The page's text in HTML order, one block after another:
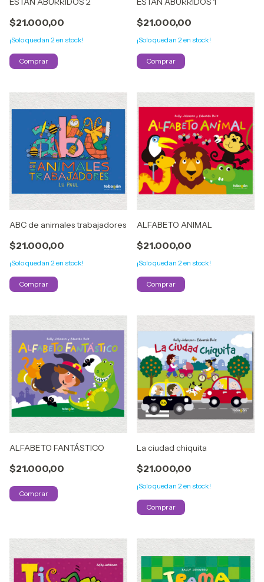
$21.000,00
¡Solo quedan 2en stock!
$21.000,00
¡Solo quedan 2en stock!
ABC de animales trabajadores
$21.000,00
¡Solo quedan 2en stock!
ALFABETO ANIMAL
$21.000,00
¡Solo quedan 2en stock!
ALFABETO FANTÁSTICO
$21.000,00
La ciudad chiquita
$21.000,00
¡Solo quedan 2en stock!